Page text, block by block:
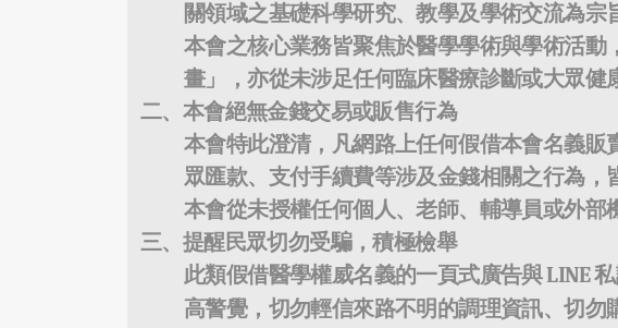
關領域之基礎科學研究、教學及學術交流為宗
本會之核心業務皆聚焦於醫學學術與學術活
畫」，亦從未涉足任何臨床醫療診斷或大眾健
二、本會絕無金錢交易或販售行為
本會特此澄清，凡網路上任何假借本會名義
眾匯款、支付手續費等涉及金錢相關之行為，
本會從未授權任何個人、老師、輔導員或外部
三、提醒民眾切勿受騙，積極檢舉
此類假借醫學權威名義的一頁式廣告與LINE
高警覺，切勿輕信來路不明的調理資訊、切